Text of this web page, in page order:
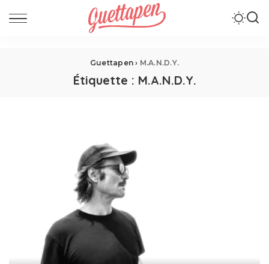
Guettapen › M.A.N.D.Y.
Étiquette : M.A.N.D.Y.